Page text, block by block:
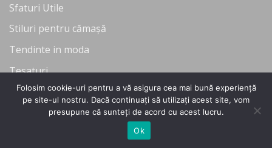
Sfaturi Utile
Stiluri pentru cămașă
Tendinte in moda
Tesaturi
Uncategorized
Copyright 2026 ©Flatsome Theme
Folosim cookie-uri pentru a vă asigura cea mai bună experiență
pe site-ul nostru. Dacă continuați să utilizați acest site, vom
presupune că sunteți de acord cu acest lucru.
Ok